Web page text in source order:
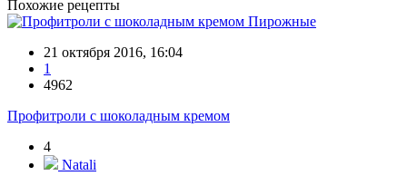
Похожие рецепты
Пирожные
21 октября 2016, 16:04
1
4962
Профитроли с шоколадным кремом
4
Natali